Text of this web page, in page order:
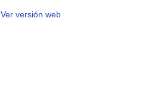
Ver versión web